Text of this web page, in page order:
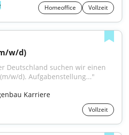
Homeoffice Vollzeit
w/d)
Deutschland suchen wir einen
w/d). Aufgabenstellung..."
Karriere
Vollzeit